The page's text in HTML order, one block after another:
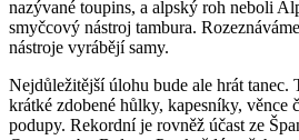
nazývané toupins, a alpský roh neboli
smyčcový nástroj tambura.
nástroje vyrábějí samy.
Nejdůležitější úlohu bude ale hrát
krátké zdobené hůlky, kapesníky, věnce
podupy. Rekordní je rovněž účast ze